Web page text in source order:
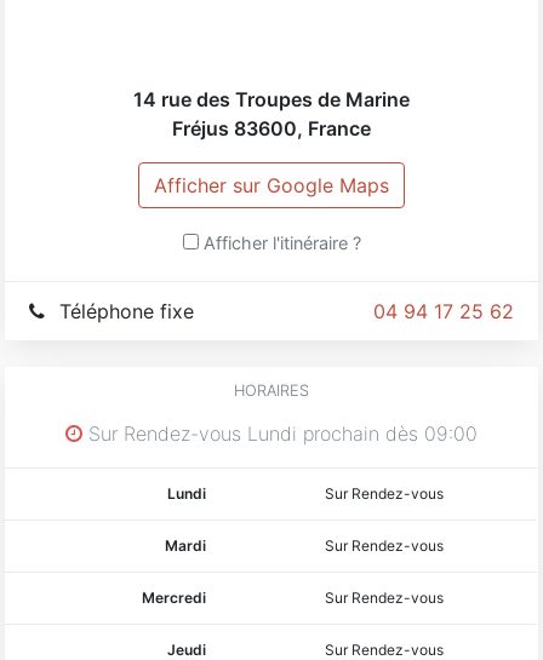
14 rue des Troupes de Marine
Fréjus 83600, France
Afficher sur Google Maps
Afficher l'itinéraire ?
04 94 17 25 62
Téléphone fixe
HORAIRES
Sur Rendez-vous Lundi prochain dès 09:00
Lundi Sur Rendez-vous
Mardi Sur Rendez-vous
Mercredi Sur Rendez-vous
Jeudi Sur Rendez-vous